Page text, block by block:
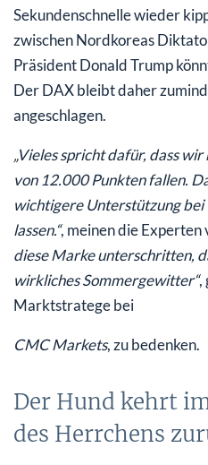
Sekundenschnelle wieder
zwischen Nordkoreas
Präsident Donald Trump
Der DAX bleibt daher
angeschlagen.
„Vieles spricht dafür, dass
von 12.000 Punkten fallen.
wichtigere Unterstützung
lassen.“, meinen die Experten
diese Marke unterschritten,
wirkliches Sommergewitter“,
Marktstratege bei
CMC Markets, zu bedenken.
Der Hund kehrt
des Herrchens